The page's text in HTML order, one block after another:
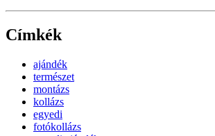
Címkék
ajándék
természet
montázs
kollázs
egyedi
fotókollázs